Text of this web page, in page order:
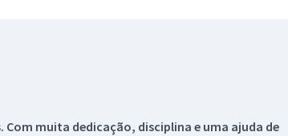
muita dedicação, disciplina e uma ajuda de